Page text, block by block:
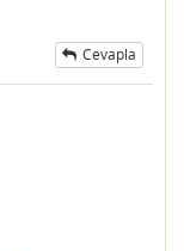
Cevapla